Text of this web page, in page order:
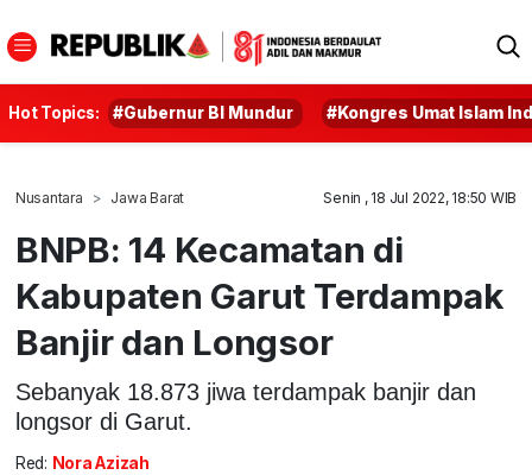
Hot Topics: #Gubernur BI Mundur #Kongres Umat Islam
Nusantara Jawa Barat Senin , 18 Jul 2022, 18:50 WIB
BNPB: 14 Kecamatan di
Kabupaten Garut Terdampak
Banjir dan Longsor
Sebanyak 18.873 jiwa terdampak banjir dan
longsor di Garut.
Red: Nora Azizah